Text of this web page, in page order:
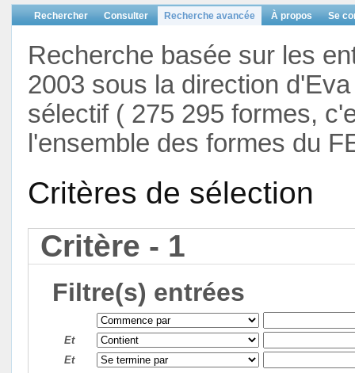
Rechercher Consulter Recherche avancée À propos Se
Recherche basée sur les
2003 sous la direction
sélectif ( 275 295 formes,
l'ensemble des formes du
Critères de sélection
Critère - 1
Filtre(s) entrées
Et
Et